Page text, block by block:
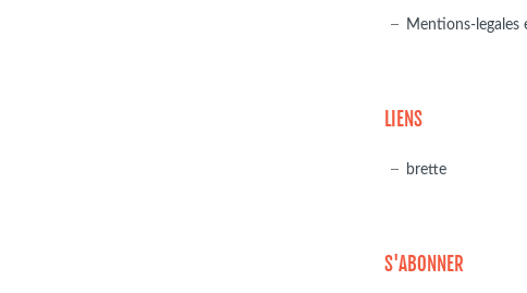
Mentions-legales
LIENS
brette
S'ABONNER